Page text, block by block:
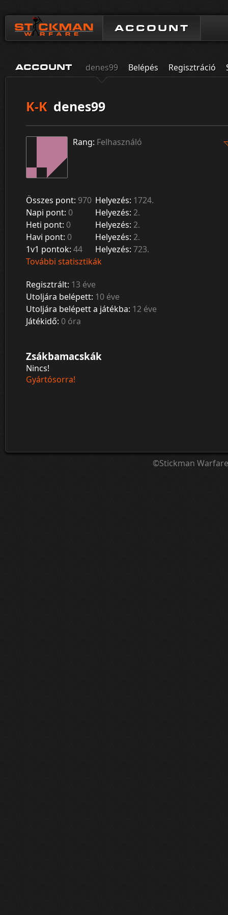
ACCOUNT
ACCOUNT denes99 Belépés Regisztráció
K-K denes99
Rang: Felhasználó
Összes pont: 970 Helyezés: 1724.
Napi pont: 0 Helyezés: 2.
Heti pont: 0 Helyezés: 2.
Havi pont: 0 Helyezés: 2.
1v1 pontok: 44 Helyezés: 723.
További statisztikák
Regisztrált: 13 éve
Utoljára belépett: 10 éve
Utoljára belépett a játékba: 12 éve
Játékidő: 0 óra
Zsákbamacskák
Nincs!
Gyártósorra!
©Stickman Warfare